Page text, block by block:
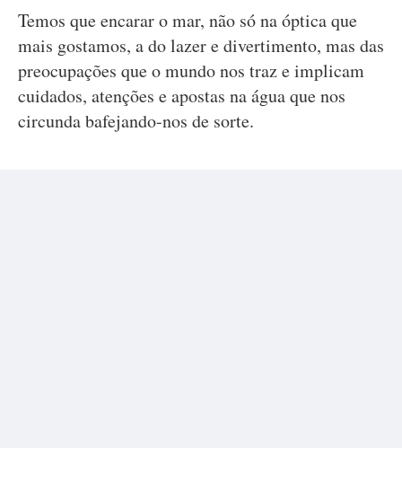
Temos que encarar o mar, não só na óptica que
mais gostamos, a do lazer e divertimento, mas das
preocupações que o mundo nos traz e implicam
cuidados, atenções e apostas na água que nos
circunda bafejando-nos de sorte.